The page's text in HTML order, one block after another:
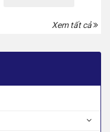
Xem tất cả